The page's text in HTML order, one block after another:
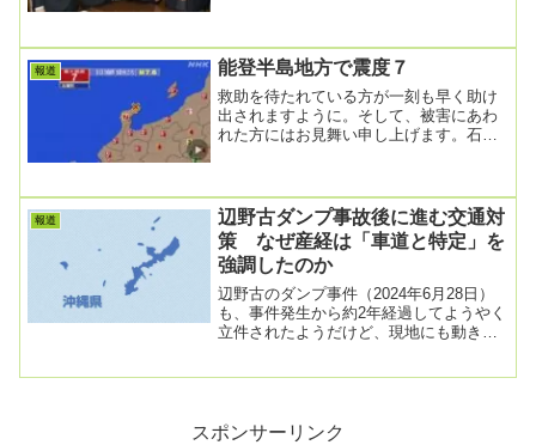
報道 能登半島地方で震度７
救助を待たれている方が一刻も早く助け
出されますように。そして、被害にあわ
れた方にはお見舞い申し上げます。石川
報道
辺野古ダンプ事故後に進む交通対
策 なぜ産経は「車道と特定」を
強調したのか
辺野古のダンプ事件（2024年6月28日）
も、事件発生から約2年経過してようやく
立件されたようだけど、現地にも動きは
スポンサーリンク